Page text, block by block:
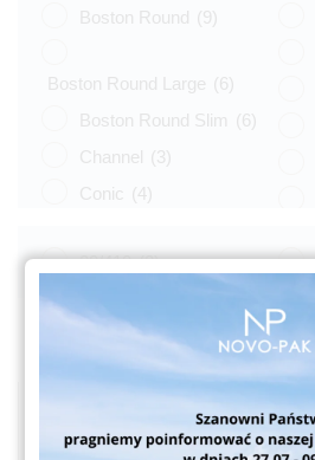
Boston Round (9)
Boston Round Large (6)
Boston Round Slim
(6)
Channel
(3)
Conic
(4)
(6)
20/410(2)